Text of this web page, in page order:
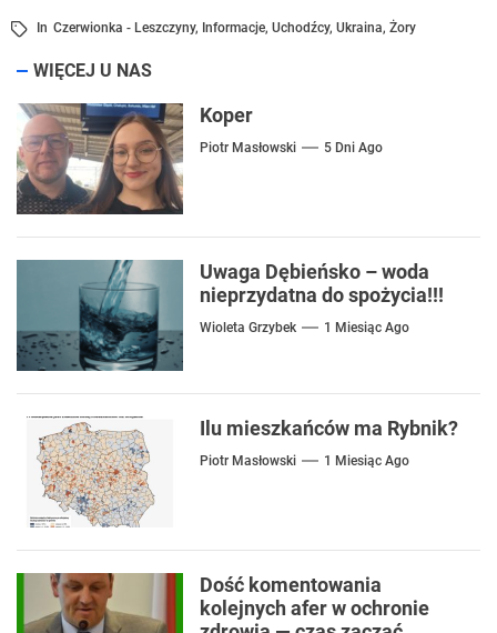
In Czerwionka - Leszczyny, Informacje, Uchodźcy, Ukraina, Żory
WIĘCEJ U NAS
Koper
Piotr Masłowski 5 Dni Ago
Uwaga Dębieńsko – woda
nieprzydatna do spożycia!!!
Wioleta Grzybek 1 Miesiąc Ago
Ilu mieszkańców ma Rybnik?
Piotr Masłowski 1 Miesiąc Ago
Dość komentowania
kolejnych afer w ochronie